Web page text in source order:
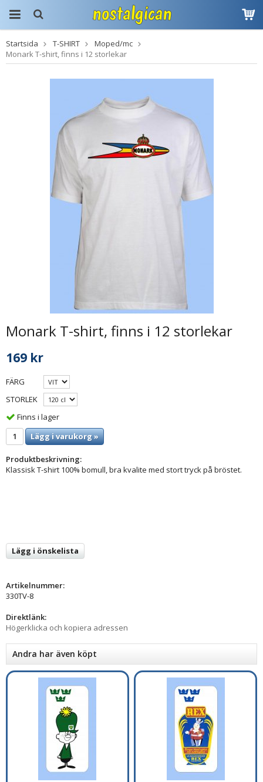
Produkten har blivit
tillagd i varukorgen
Startsida T-SHIRT
Moped/mc
Monark T-shirt, finns i 12 storlekar
Monark T-shirt, finns i 12 storlekar
169 kr
FÄRG
STORLEK
Finns i lager
Lägg i varukorg »
Produktbeskrivning:
Klassisk T-shirt 100% bomull, bra kvalite med stort tryck på bröstet.
Lägg i önskelista
Artikelnummer:
330TV-8
Direktlänk:
Högerklicka och kopiera adressen
Andra har även köpt